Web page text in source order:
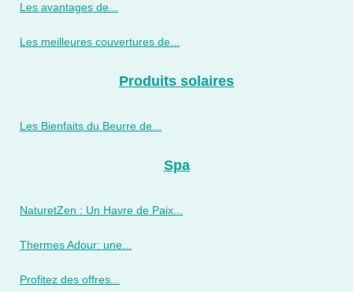
Les avantages de...
Les meilleures couvertures de...
Produits solaires
Les Bienfaits du Beurre de...
Spa
NaturetZen : Un Havre de Paix...
Thermes Adour: une...
Profitez des offres...